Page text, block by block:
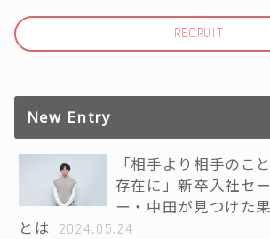
RECRUIT
New Entry
「相手より相手のこ
存在に」新卒入社セ
ー・中田が見つけた
とは
2024.05.24